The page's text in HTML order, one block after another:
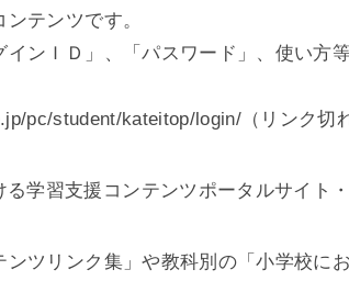
テンツです。
インＩＤ」、「パスワード」、使い方
pc/student/kateitop/login/（リンク切れ
学習支援コンテンツポータルサイト
ンツリンク集」や教科別の「小学校に